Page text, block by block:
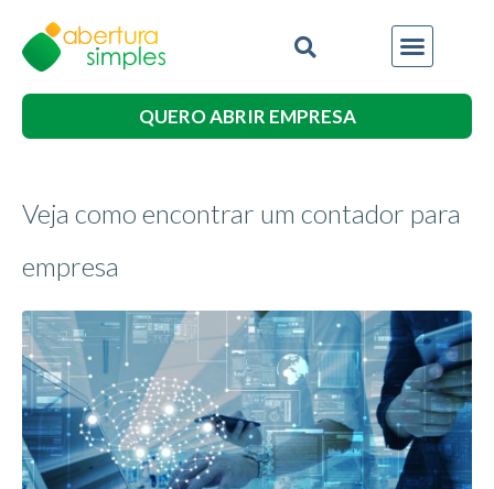
QUERO ABRIR EMPRESA
Veja como encontrar um contador para
empresa